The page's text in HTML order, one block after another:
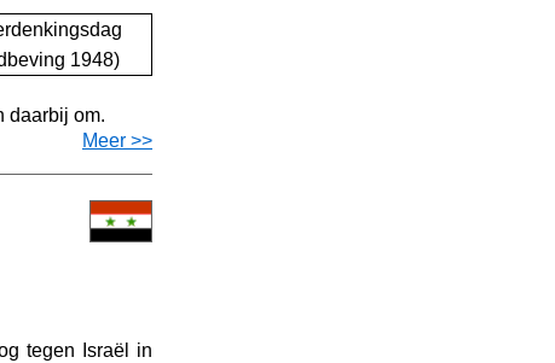
daarbij om.
Meer >>
tegen Israël in